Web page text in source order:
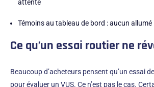
attente
Témoins au tableau de bord : aucun allumé
Ce qu’un essai routier ne
Beaucoup d’acheteurs pensent qu’un essai
pour évaluer un VUS. Ce n’est pas le cas.